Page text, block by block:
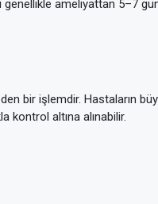
ameliyattan 5–7 gün
bir işlemdir. Hastaların
kontrol altına alınabilir.